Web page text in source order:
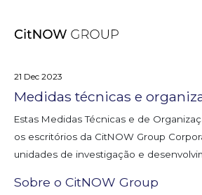
21 Dec 2023
Medidas técnicas e
Estas Medidas Técnicas e de
os escritórios da CitNOW Group
unidades de investigação e
Sobre o CitNOW Group